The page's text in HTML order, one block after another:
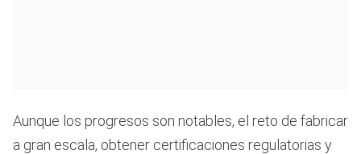
Aunque los progresos son notables, el reto de fabricar
a gran escala, obtener certificaciones regulatorias y